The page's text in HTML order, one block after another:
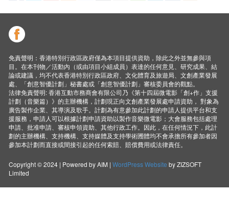
免責聲明：香港特別行政區政府僅為本項目提供資助，除此之外並無參與項
目。在本刊物／活動內（或由項目小組成員）表達的任何意見、研究成果、結
論或建議，均不代表香港特別行政區政府、文化體育及旅遊局、文創產業發展
處、「創意智優計劃」秘書處或「創意智優計劃」審核委員會的觀點。
法律免責聲明: 香港互動市務商會有限公司乃《第十四屆微電影「創+作」支援
計劃（音樂篇）》的主辦機構，計劃現正向文創產業發展處申請資助， 對象為
廣告製作企業、其導演及歌手。計劃為有意參加此計劃的申請人提供平台和支
援服務，申請人可以根據計劃申請資助以製作音樂微電影；大會服務包括處理
申請、批准申請、審核申領資助、其他行政工作。因此，在任何情況下，此計
劃的主辦機構、支持機構、支持媒體及支持學術圑體均不會承擔所有參加者因
參加本計劃而直接或間接引起的任何索賠、賠償費用或法律責任。
Copyright © 2024 | Powered by AIM |WordPress Website by ZIZSOFT
Limited